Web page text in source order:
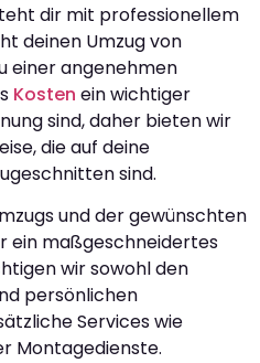
dir mit professionellem
deinen Umzug von
einer angenehmen
Kosten ein wichtiger
sind, daher bieten wir
die auf deine
sind.
und der gewünschten
ein maßgeschneidertes
wir sowohl den
persönlichen
Services wie
Montagedienste.